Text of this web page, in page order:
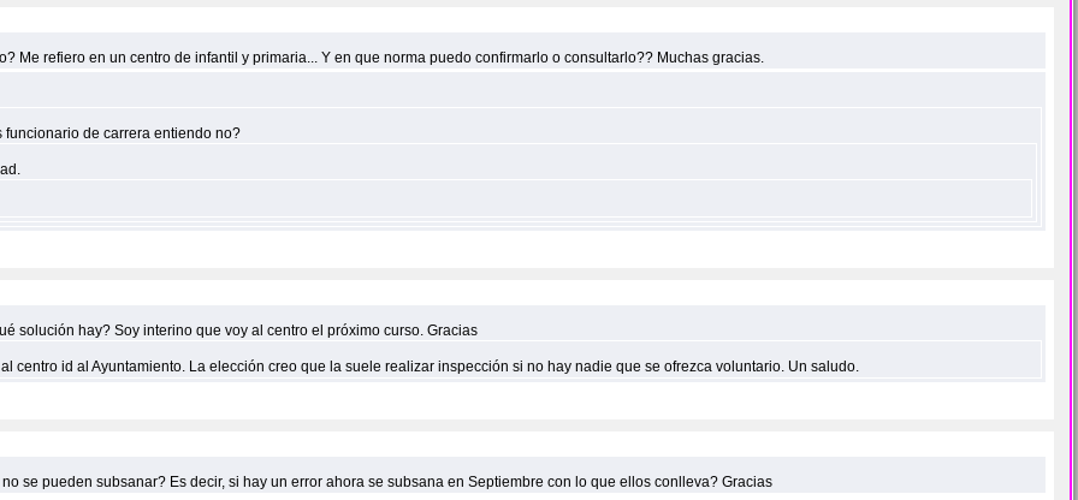
Me refiero en un centro de infantil y primaria... Y en que norma puedo confirmarlo o consultarlo?? Muchas gracias.
de carrera entiendo no?
solución hay? Soy interino que voy al centro el próximo curso. Gracias
centro id al Ayuntamiento. La elección creo que la suele realizar inspección si no hay nadie que se ofrezca voluntario. Un saludo.
se pueden subsanar? Es decir, si hay un error ahora se subsana en Septiembre con lo que ellos conlleva? Gracias